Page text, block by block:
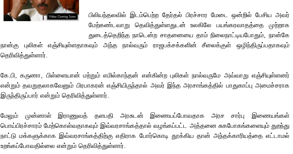
பிலியந்தலவில் இடம்பெற்ற தேர்தல் பிரச்சார மேடை ஒன்றில் பேசிய அவர்
மேற்கண்டவாறு தெவித்துள்ளதுடன் உலகிலே பயங்கரவாதத்தை முற்றாக
துடைத்தெறிந்த நாடென்றசாதனையை தாம் நிலைநாட்டியபோதும், நான்கே
நான்கு புலிகள் எஞ்சியுள்ளதாகவும் அந்த நால்வரும் ராஜபக்சக்களின் சீலைக்குள் ஒழிந்திருப்பதாகவும்
தெரிவித்துள்ளார்.
கே.பி, கருணா, பிள்ளையான் மற்றும் எமில்காந்தன் என்கின்ற புலிகள் நால்வருமே அவ்வாறு எஞ்சியுள்ளனர்
என்றும் தவறுதலாகவேனும் பிரபாகரன் எஞ்சியிருந்தால் அவர் இந்த அரசாங்கத்தில் பாதுகாப்பு அமைச்சராக
இருந்திருப்பார் என்றும் தெரிவித்துள்ளார்.
மேலும் முன்னாள் இராணுவத் தளபதி அரசுடன் இணையப்போவதாக அரச சார்பு இணையங்கள்
பொய்பிரச்சாரம் மேற்கொள்வதாகவும் இவ்வரசாங்கத்தால் வழங்கப்பட்ட அத்தனை சுகபோகங்களையும் துறந்து
நாட்டு மக்களுக்காக இவ்வரசாங்கத்திற்கு எதிராக போர்கொடி தூக்கிய தான் அந்தக்காரியத்தை எட்டாமல்
உறங்கப்போவதில்லை என்றும் தெரிவித்துள்ளார்.